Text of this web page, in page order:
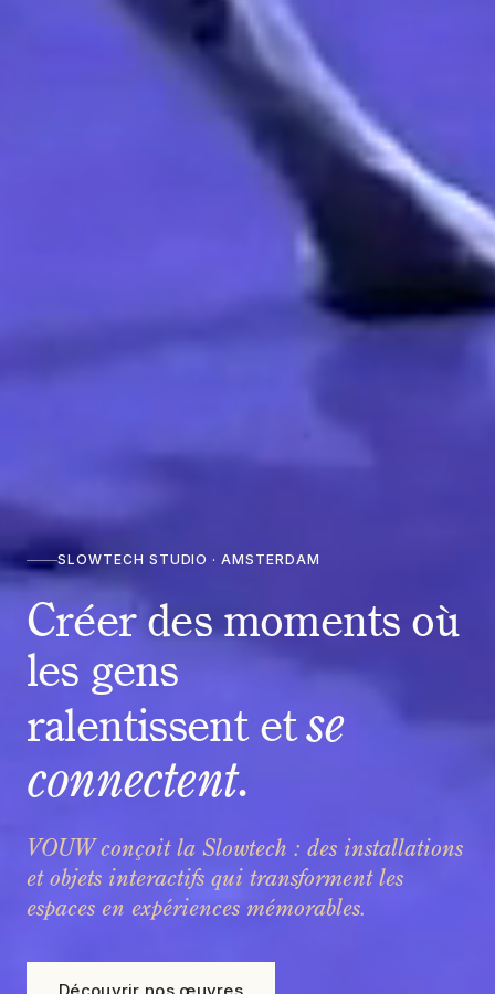
SLOWTECH STUDIO · AMSTERDAM
Créer des moments où
les gens
ralentissent etse
connectent.
VOUW conçoit la Slowtech : des installations
et objets interactifs qui transforment les
espaces en expériences mémorables.